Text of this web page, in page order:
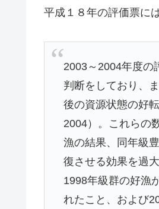
平成１８年の評価票に
2003～2004年度の
判断をしており、
後の資源状態の好
2004）。これらの
漁の結果、同年級
復させる効果を過
1998年級群の好漁
れたこと、および